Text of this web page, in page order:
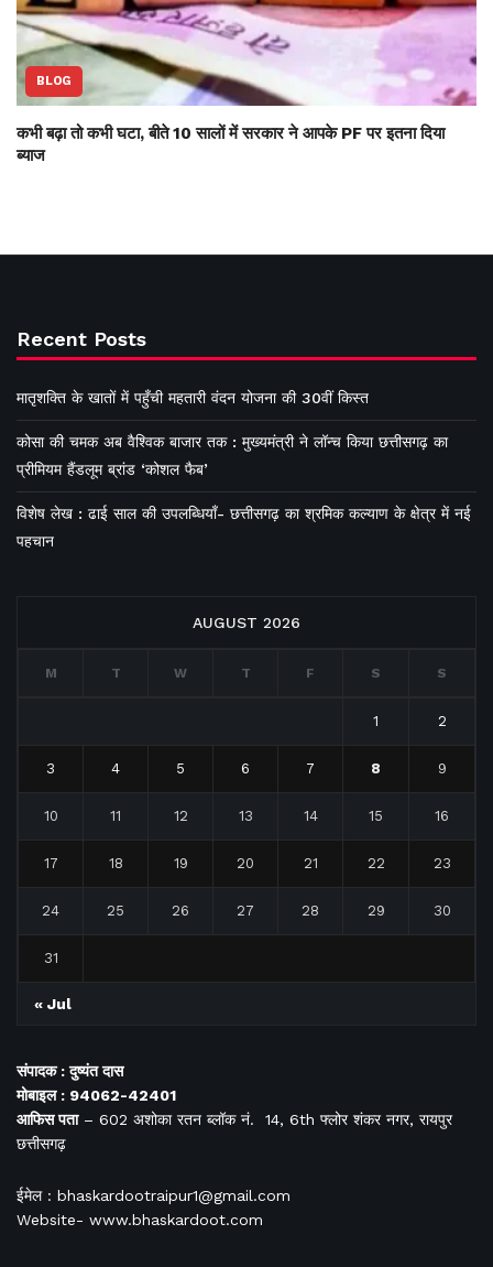
BLOG
कभी बढ़ा तो कभी घटा, बीते 10 सालों में सरकार ने आपके PF पर इतना दिया
ब्याज
Recent Posts
मातृशक्ति के खातों में पहुँची महतारी वंदन योजना की 30वीं किस्त
कोसा की चमक अब वैश्विक बाजार तक : मुख्यमंत्री ने लॉन्च किया छत्तीसगढ़ का
प्रीमियम हैंडलूम ब्रांड ‘कोशल फैब’
विशेष लेख : ढाई साल की उपलब्धियाँ- छत्तीसगढ़ का श्रमिक कल्याण के क्षेत्र में नई
पहचान
AUGUST 2026
M T W T F S S
1 2
3 4 5 6 7 8 9
10 11 12 13 14 15 16
17 18 19 20 21 22 23
24 25 26 27 28 29 30
31
« Jul
संपादक : दुष्यंत दास
मोबाइल : 94062-42401
आफिसपता– 602 अशोका रतन ब्लॉक नं. 14, 6th फ्लोर शंकर नगर, रायपुर
छत्तीसगढ़
ईमेल : bhaskardootraipur1@gmail.com
Website- www.bhaskardoot.com